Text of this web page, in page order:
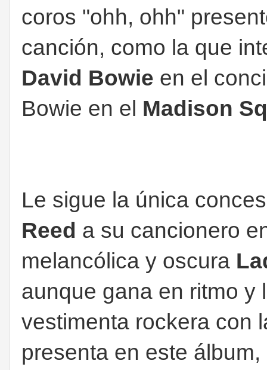
coros "ohh, ohh"
canción, como la que
David Bowie en el
Bowie en el Madison
Le sigue la única
Reed a su cancionero
melancólica y oscura
aunque gana en ritmo y
vestimenta rockera con
presenta en este